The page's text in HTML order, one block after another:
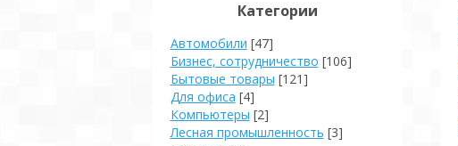
Категории
Автомобили [47]
Бизнес, сотрудничество [106]
Бытовые товары [121]
Для офиса [4]
Компьютеры [2]
Лесная промышленность [3]